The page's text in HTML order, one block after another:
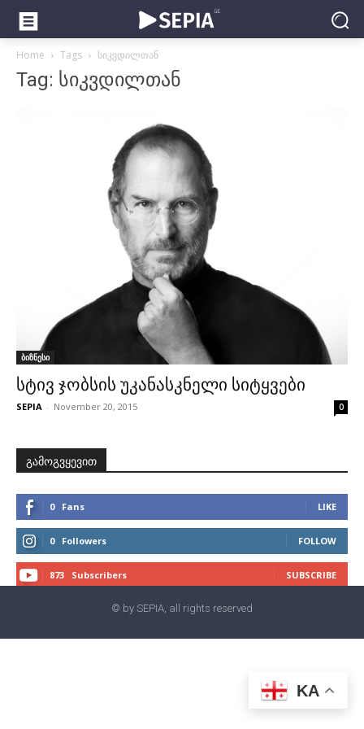
Home Tags სიკვდილთან
Tag: სიკვდილთან
ბიზნესი
სტივ ჯობსის უკანასკნელი სიტყვები
SEPIA - November 20, 2015 0
გამოგვყევით
0 Fans LIKE
0 Followers FOLLOW
873 Subscribers SUBSCRIBE
© by SEPIA, all rights reserved
KA